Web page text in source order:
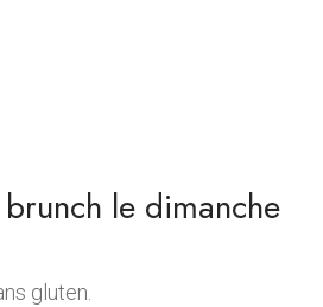
le dimanche
gluten.